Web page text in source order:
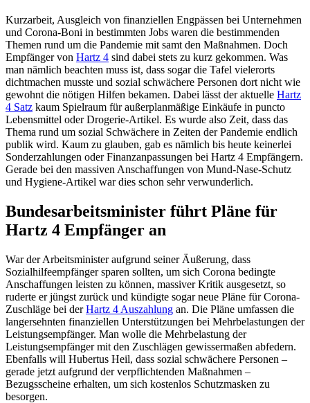
Kurzarbeit, Ausgleich von finanziellen Engpässen bei Unternehmen
und Corona-Boni in bestimmten Jobs waren die bestimmenden
Themen rund um die Pandemie mit samt den Maßnahmen. Doch
Empfänger von Hartz 4 sind dabei stets zu kurz gekommen. Was
man nämlich beachten muss ist, dass sogar die Tafel vielerorts
dichtmachen musste und sozial schwächere Personen dort nicht wie
gewohnt die nötigen Hilfen bekamen. Dabei lässt der aktuelle Hartz
4 Satz kaum Spielraum für außerplanmäßige Einkäufe in puncto
Lebensmittel oder Drogerie-Artikel. Es wurde also Zeit, dass das
Thema rund um sozial Schwächere in Zeiten der Pandemie endlich
publik wird. Kaum zu glauben, gab es nämlich bis heute keinerlei
Sonderzahlungen oder Finanzanpassungen bei Hartz 4 Empfängern.
Gerade bei den massiven Anschaffungen von Mund-Nase-Schutz
und Hygiene-Artikel war dies schon sehr verwunderlich.
Bundesarbeitsminister führt Pläne für
Hartz 4 Empfänger an
War der Arbeitsminister aufgrund seiner Äußerung, dass
Sozialhilfeempfänger sparen sollten, um sich Corona bedingte
Anschaffungen leisten zu können, massiver Kritik ausgesetzt, so
ruderte er jüngst zurück und kündigte sogar neue Pläne für Corona-
Zuschläge bei derHartz 4 Auszahlung an. Die Pläne umfassen die
langersehnten finanziellen Unterstützungen bei Mehrbelastungen der
Leistungsempfänger. Man wolle die Mehrbelastung der
Leistungsempfänger mit den Zuschlägen gewissermaßen abfedern.
Ebenfalls will Hubertus Heil, dass sozial schwächere Personen –
gerade jetzt aufgrund der verpflichtenden Maßnahmen –
Bezugsscheine erhalten, um sich kostenlos Schutzmasken zu
besorgen.